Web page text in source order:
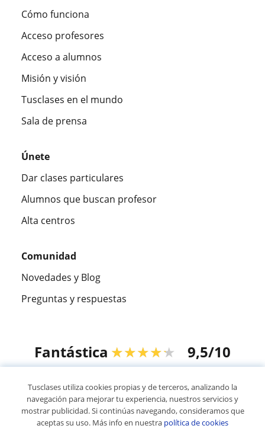
Cómo funciona
Acceso profesores
Acceso a alumnos
Misión y visión
Tusclases en el mundo
Sala de prensa
Únete
Dar clases particulares
Alumnos que buscan profesor
Alta centros
Comunidad
Novedades y Blog
Preguntas y respuestas
Fantástica ★★★★★ 9,5/10
© 2007 - 2026 Tusclases.co
Tusclases utiliza cookies propias y de terceros, analizando la
navegación para mejorar tu experiencia, nuestros servicios y
mostrar publicidad. Si continúas navegando, consideramos que
aceptas su uso. Más info en nuestra política de cookies